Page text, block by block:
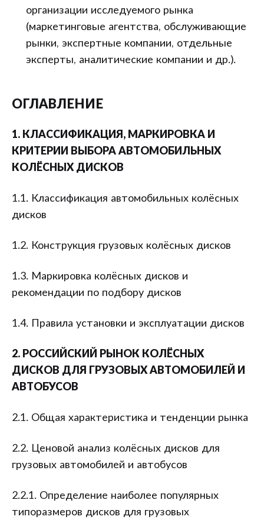
организации исследуемого рынка
(маркетинговые агентства, обслуживающие
рынки, экспертные компании, отдельные
эксперты, аналитические компании и др.).
ОГЛАВЛЕНИЕ
1. КЛАССИФИКАЦИЯ, МАРКИРОВКА И
КРИТЕРИИ ВЫБОРА АВТОМОБИЛЬНЫХ
КОЛЁСНЫХ ДИСКОВ
1.1. Классификация автомобильных колёсных
дисков
1.2. Конструкция грузовых колёсных дисков
1.3. Маркировка колёсных дисков и
рекомендации по подбору дисков
1.4. Правила установки и эксплуатации дисков
2. РОССИЙСКИЙ РЫНОК КОЛЁСНЫХ
ДИСКОВ ДЛЯ ГРУЗОВЫХ АВТОМОБИЛЕЙ И
АВТОБУСОВ
2.1. Общая характеристика и тенденции рынка
2.2. Ценовой анализ колёсных дисков для
грузовых автомобилей и автобусов
2.2.1. Определение наиболее популярных
типоразмеров дисков для грузовых